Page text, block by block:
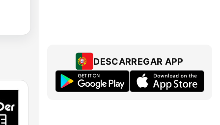
DESCARREGAR APP